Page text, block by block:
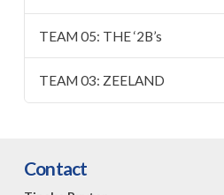
TEAM 05: THE ‘2B’s
TEAM 03: ZEELAND
Contact